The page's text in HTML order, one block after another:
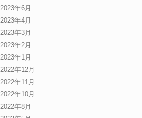
2023年6月
2023年4月
2023年3月
2023年2月
2023年1月
2022年12月
2022年11月
2022年10月
2022年8月